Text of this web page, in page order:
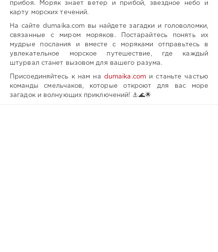
прибоя. Моряк знает ветер и прибой, звездное небо и
карту морских течений.
На сайте dumaika.com вы найдете загадки и головоломки,
связанные с миром моряков. Постарайтесь понять их
мудрые послания и вместе с моряками отправьтесь в
увлекательное морское путешествие, где каждый
штурвал станет вызовом для вашего разума.
Присоединяйтесь к нам на dumaika.com и станьте частью
команды смельчаков, которые откроют для вас море
загадок и волнующих приключений! ⚓🌊🌟